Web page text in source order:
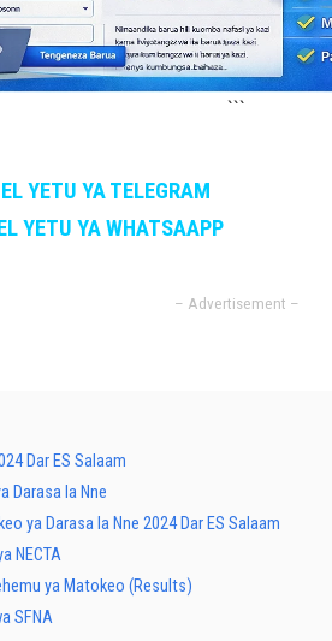
```
YETU YA TELEGRAM
YETU YA WHATSAAPP
– Advertisement –
Dar ES Salaam
Darasa la Nne
ya Darasa la Nne 2024 Dar ES Salaam
NECTA
ya Matokeo (Results)
SFNA